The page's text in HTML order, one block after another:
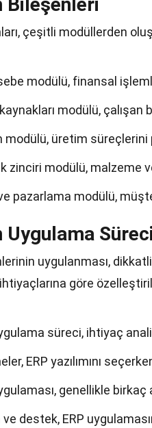
çeşitli modüllerden
modülü, finansal
modülü,
modülü, üretim süreçlerini
zinciri modülü, malzeme
pazarlama modülü,
Uygulama Süreci
uygulanması,
göre
süreci, ihtiyaç
ERP yazılımını
genellikle
destek, ERP